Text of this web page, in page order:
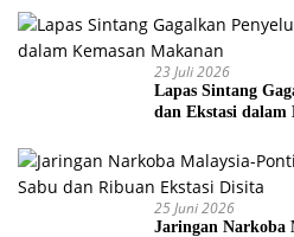
23 Juli 2026
Lapas Sintang
dan Ekstasi dalam
25 Juni 2026
Jaringan Narkoba